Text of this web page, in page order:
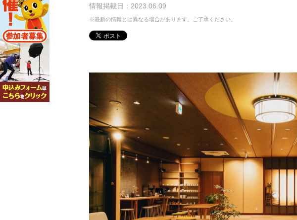
情報掲載日：2023.06.09
※最新の情報とは異なる場合があります。ご了承ください。